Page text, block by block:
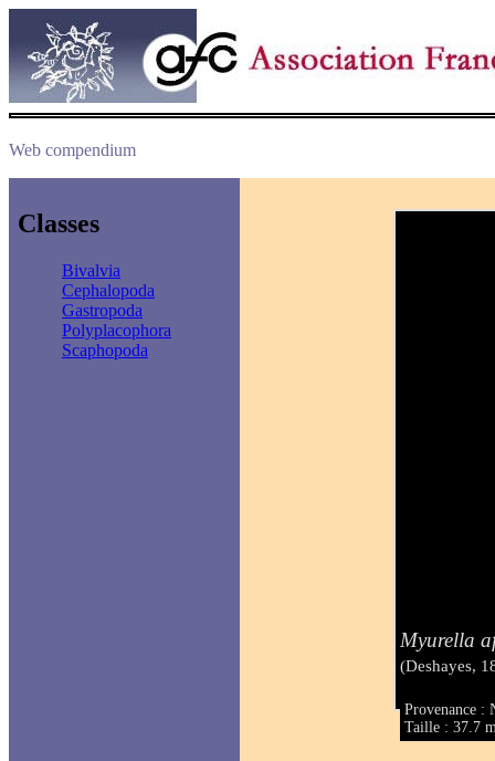
Web compendium
Classes
Bivalvia
Cephalopoda
Gastropoda
Polyplacophora
Scaphopoda
Myurella
(Deshayes,
Provenance :
Taille : 37.7